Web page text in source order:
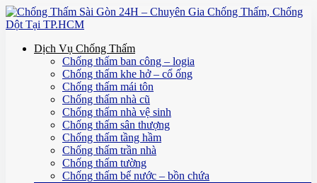
Dịch Vụ Chống Thấm
Chống thấm ban công – logia
Chống thấm khe hở – cổ ống
Chống thấm mái tôn
Chống thấm nhà cũ
Chống thấm nhà vệ sinh
Chống thấm sân thượng
Chống thấm tầng hầm
Chống thấm trần nhà
Chống thấm tường
Chống thấm bể nước – bồn chứa